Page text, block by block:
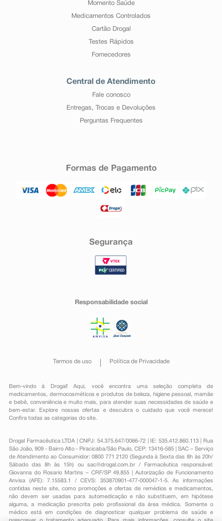
Momento Saúde
Medicamentos Controlados
Cartão Drogal
Testes Rápidos
Fornecedores
Central de Atendimento
Fale conosco
Entregas, Trocas e Devoluções
Perguntas Frequentes
Formas de Pagamento
Segurança
Responsabilidade social
Termos de uso Política de Privacidade
Bem-vindo à Drogal! Aqui, você encontra uma seleção completa de
medicamentos , dermocosméticos e produtos de beleza, higiene pessoal ,mamãe
e bebê, conveniênciae muito mais, para atender suas necessidades de saúde e
bem-estar. Explore nossas ofertas e descubra o cuidado que você merece!
Confira todas as categorias do site.
Drogal Farmacêutica LTDA | CNPJ: 54.375.647/0066-72 | IE: 535.412.860.113 | Rua
São João, 909 - Bairro Alto - Piracicaba/São Paulo, CEP: 13416-585 | SAC – Serviço
de Atendimento ao Consumidor: 0800 771 2120 (Segunda à Sexta das 8h às 20h/
Sábado das 8h às 15h) ou sac@drogal.com.br/ Farmacêutica responsável:
Giovanna do Rosario Martins – CRF/SP 49.855 | Autorização de Funcionamento
Anvisa (AFE): 7.15583.1 / CEVS: 353870901-477-000047-1-5. As informações
contidas neste site, como promoções e ofertas de remédios e medicamentos,
não devem ser usadas para automedicação e não substituem, em hipótese
alguma, a medicação prescrita pelo profissional da área médica. Somente o
médico está em condições de diagnosticar qualquer problema de saúde e